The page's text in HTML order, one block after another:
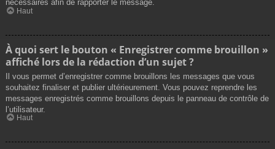
nécessaires afin de rapporter le message.
Haut
À quoi sert le bouton « Enregistrer comme brouillon »
affiché lors de la rédaction d’un sujet ?
Il vous permet d’enregistrer comme brouillons les messages que vous
souhaitez finaliser et publier ultérieurement. Vous pouvez reprendre les
messages enregistrés comme brouillons depuis le panneau de contrôle de
l’utilisateur.
Haut